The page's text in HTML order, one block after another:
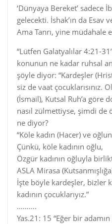
‘Dünyaya Bereket’ sadece
gelecekti. İshak’ın da Esav
Ama Tanrı, yine müdahale
“Lütfen Galatyalılar 4:21-
konunun ne kadar ruhsal
şöyle diyor: “Kardeşler
siz de vaat çocuklarısınız.
(İsmail), Kutsal Ruh’a göre
nasıl zülmettiyse, şimdi de
ne diyor?
“Köle kadın (Hacer) ve
Çünkü, köle kadının oğlu,
Özgür kadının oğluyla
ASLA Mirasa
İşte böyle kardeşler, bizler
kadının çocuklarıyız.”
……….
Yas.21: 15 “Eğer bir